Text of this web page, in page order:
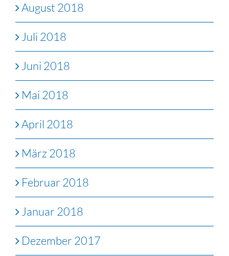
August 2018
Juli 2018
Juni 2018
Mai 2018
April 2018
März 2018
Februar 2018
Januar 2018
Dezember 2017